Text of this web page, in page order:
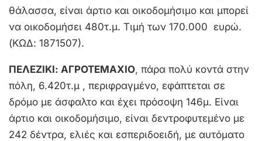
θάλασσα, είναι άρτιο και οικοδομήσιμο και μπορεί
να οικοδομήσει 480τ.μ. Τιμή των 170.000 ευρώ.
(ΚΩΔ: 1871507).
ΠΕΛΕΖΙΚΙ: ΑΓΡΟΤΕΜΑΧΙΟ, πάρα πολύ κοντά στην
πόλη, 6.420τ.μ , περιφραγμένο, εφάπτεται σε
δρόμο με άσφαλτο και έχει πρόσοψη 146μ. Είναι
άρτιο και οικοδομήσιμο, είναι δεντροφυτεμένο με
242 δέντρα, ελιές και εσπεριδοειδή, με αυτόματο